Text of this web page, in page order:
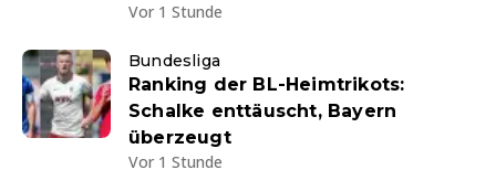
Vor 1 Stunde
Bundesliga
Ranking der BL-Heimtrikots:
Schalke enttäuscht, Bayern
überzeugt
Vor 1 Stunde